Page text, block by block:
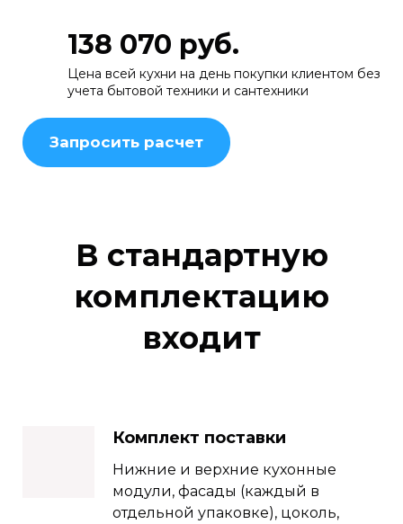
138 070 руб.
Цена всей кухни на день покупки клиентом без
учета бытовой техники и сантехники
Запросить расчет
В стандартную
комплектацию
входит
Комплект поставки
Нижние и верхние кухонные
модули, фасады (каждый в
отдельной упаковке), цоколь,